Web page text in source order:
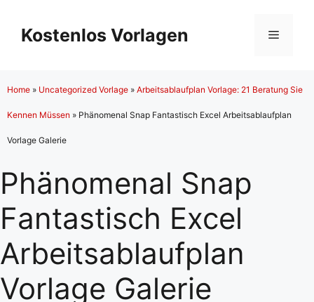
Inhalt
springen
Kostenlos Vorlagen Menü
Home » Uncategorized Vorlage » Arbeitsablaufplan Vorlage: 21 Beratung Sie
Kennen Müssen » Phänomenal Snap Fantastisch Excel Arbeitsablaufplan
Vorlage Galerie
Phänomenal Snap
Fantastisch Excel
Arbeitsablaufplan
Vorlage Galerie